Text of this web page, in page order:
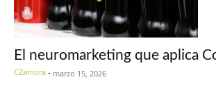
El neuromarketing que aplica
CZamora - marzo 15, 2026